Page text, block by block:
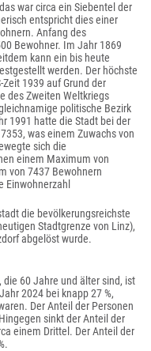
war circa ein Siebentel der
entspricht dies einer
Anfang des
Bewohner. Im Jahr 1869
kann ein bis heute
werden. Der höchste
1939 auf Grund der
des Zweiten Weltkriegs
politische Bezirk
1991 hatte die Stadt bei der
was einem Zuwachs von
sich die
einem Maximum von
von 7437 Bewohnern
die bevölkerungsreichste
Stadtgrenze von Linz),
abgelöst wurde.
die 60 Jahre und älter sind, ist
2024 bei knapp 27 %,
Der Anteil der Personen
sinkt der Anteil der
einem Drittel. Der Anteil der